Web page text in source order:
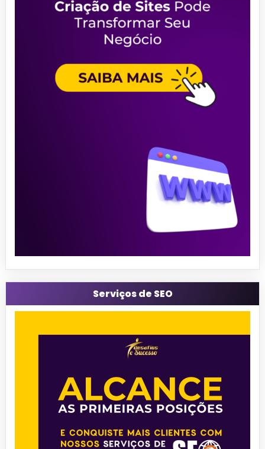
Serviços de SEO